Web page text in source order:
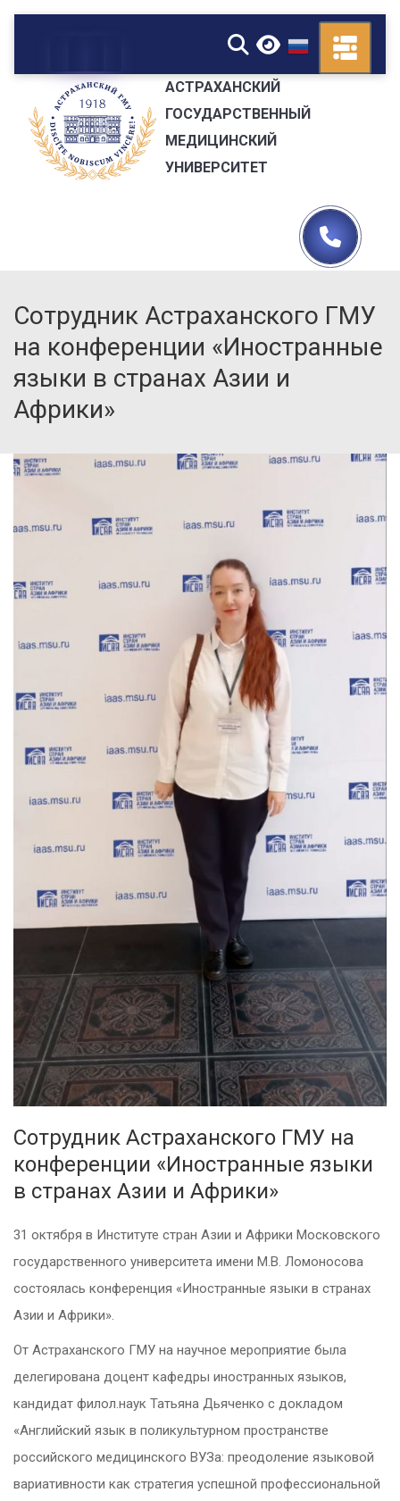
▼
АСТРАХАНСКИЙ
ГОСУДАРСТВЕННЫЙ
МЕДИЦИНСКИЙ
УНИВЕРСИТЕТ
Сотрудник Астраханского ГМУ
на конференции «Иностранные
языки в странах Азии и
Африки»
Сотрудник Астраханского ГМУ на
конференции «Иностранные языки
в странах Азии и Африки»
31 октября в Институте стран Азии и Африки Московского
государственного университета имени М.В. Ломоносова
состоялась конференция «Иностранные языки в странах
Азии и Африки».
От Астраханского ГМУ на научное мероприятие была
делегирована доцент кафедры иностранных языков,
кандидат филол.наук Татьяна Дьяченко с докладом
«Английский язык в поликультурном пространстве
российского медицинского ВУЗа: преодоление языковой
вариативности как стратегия успешной профессиональной